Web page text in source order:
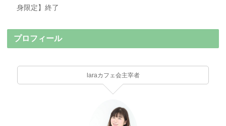
身限定】終了
プロフィール
laraカフェ会主宰者